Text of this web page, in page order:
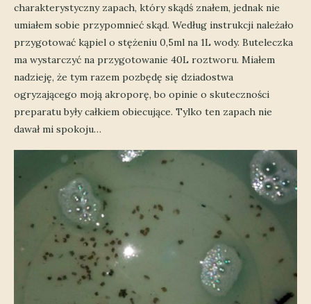
charakterystyczny zapach, który skądś znałem, jednak nie
umiałem sobie przypomnieć skąd. Według instrukcji należało
przygotować kąpiel o stężeniu 0,5ml na 1L wody. Buteleczka
ma wystarczyć na przygotowanie 40L roztworu. Miałem
nadzieję, że tym razem pozbędę się dziadostwa
ogryzającego moją akroporę, bo opinie o skuteczności
preparatu były całkiem obiecujące. Tylko ten zapach nie
dawał mi spokoju…